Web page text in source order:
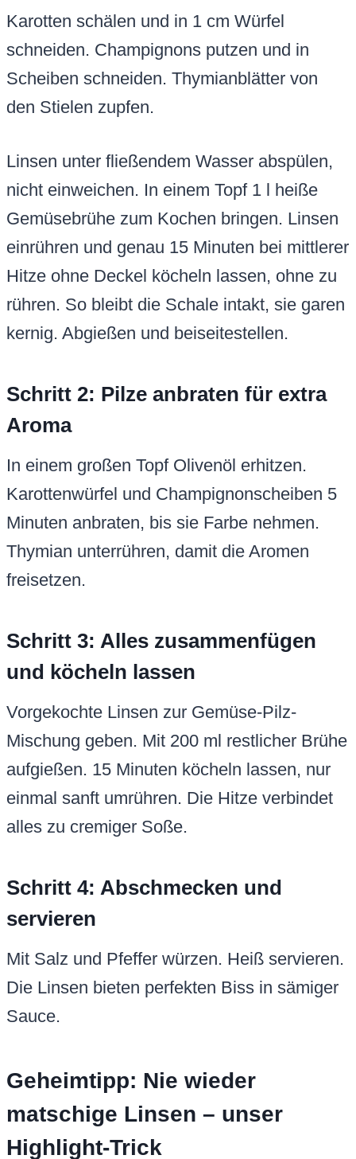
Karotten schälen und in 1 cm Würfel
schneiden. Champignons putzen und in
Scheiben schneiden. Thymianblätter von
den Stielen zupfen.
Linsen unter fließendem Wasser abspülen,
nicht einweichen. In einem Topf 1 l heiße
Gemüsebrühe zum Kochen bringen. Linsen
einrühren und genau 15 Minuten bei mittlerer
Hitze ohne Deckel köcheln lassen, ohne zu
rühren. So bleibt die Schale intakt, sie garen
kernig. Abgießen und beiseitestellen.
Schritt 2: Pilze anbraten für extra
Aroma
In einem großen Topf Olivenöl erhitzen.
Karottenwürfel und Champignonscheiben 5
Minuten anbraten, bis sie Farbe nehmen.
Thymian unterrühren, damit die Aromen
freisetzen.
Schritt 3: Alles zusammenfügen
und köcheln lassen
Vorgekochte Linsen zur Gemüse-Pilz-
Mischung geben. Mit 200 ml restlicher Brühe
aufgießen. 15 Minuten köcheln lassen, nur
einmal sanft umrühren. Die Hitze verbindet
alles zu cremiger Soße.
Schritt 4: Abschmecken und
servieren
Mit Salz und Pfeffer würzen. Heiß servieren.
Die Linsen bieten perfekten Biss in sämiger
Sauce.
Geheimtipp: Nie wieder
matschige Linsen – unser
Highlight-Trick